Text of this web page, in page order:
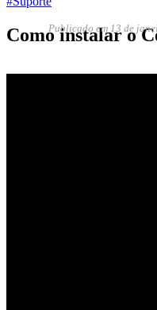
Como instalar o
Publicado em 13 de